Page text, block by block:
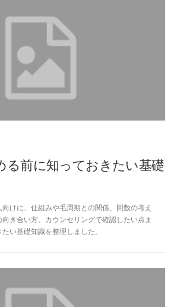
る前に知っておきたい基礎
けに、仕組みや毛周期との関係、回数の考え
き合い方、カウンセリングで確認したい点ま
い基礎知識を整理しました。